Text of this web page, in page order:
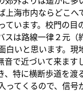
上海市内ならどこ
ています。校門の
スは路線一律２元
白いと思います。
で近づいて来ます
、特に横断歩道を
ってくるので、信